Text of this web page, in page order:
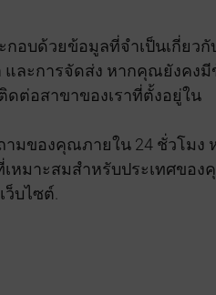
อบด้วยข้อมูลที่จำเป็นเกี่ยวกั
และการจัดส่ง หากคุณยังคงมี
ดต่อสาขาของเราที่ตั้งอยู่ใน
มของคุณภายใน 24 ชั่วโมง
หมาะสมสำหรับประเทศของ
ว็บไซต์.